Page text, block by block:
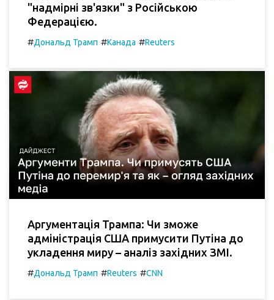
"надмірні зв'язки" з Російською
Федерацією.
#Дональд Трамп #Канада #Reuters
Аргументація Трампа: Чи зможе
адміністрація США примусити Путіна до
укладення миру – аналіз західних ЗМІ.
#Дональд Трамп #Reuters #CNN